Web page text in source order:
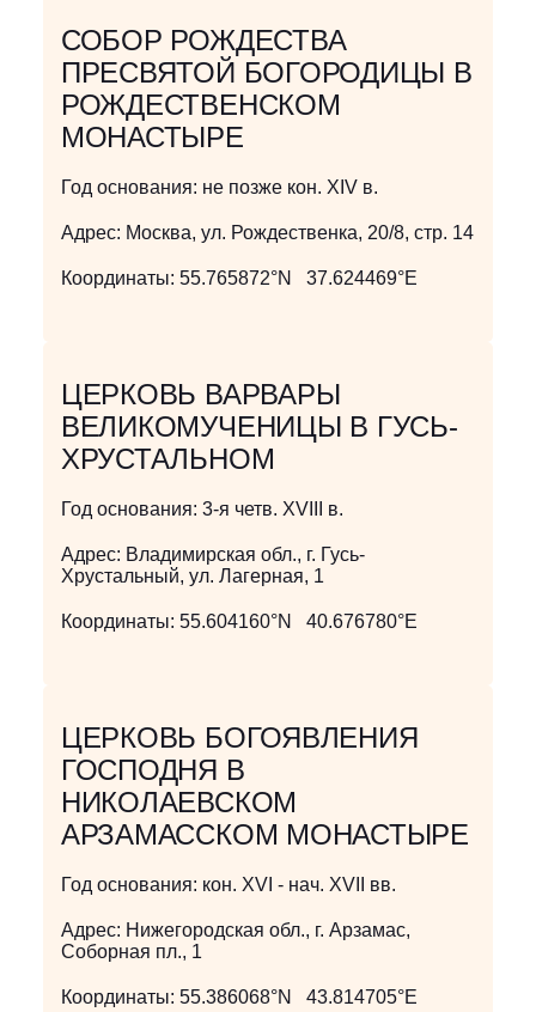
СОБОР РОЖДЕСТВА
ПРЕСВЯТОЙ БОГОРОДИЦЫ В
РОЖДЕСТВЕНСКОМ
МОНАСТЫРЕ
Год основания: не позже кон. XIV в.
Адрес: Москва, ул. Рождественка, 20/8, стр. 14
Координаты: 55.765872°N 37.624469°E
ЦЕРКОВЬ ВАРВАРЫ
ВЕЛИКОМУЧЕНИЦЫ В ГУСЬ-
ХРУСТАЛЬНОМ
Год основания: 3-я четв. XVIII в.
Адрес: Владимирская обл., г. Гусь-
Хрустальный, ул. Лагерная, 1
Координаты: 55.604160°N 40.676780°E
ЦЕРКОВЬ БОГОЯВЛЕНИЯ
ГОСПОДНЯ В
НИКОЛАЕВСКОМ
АРЗАМАССКОМ МОНАСТЫРЕ
Год основания: кон. XVI - нач. XVII вв.
Адрес: Нижегородская обл., г. Арзамас,
Соборная пл., 1
Координаты: 55.386068°N 43.814705°E